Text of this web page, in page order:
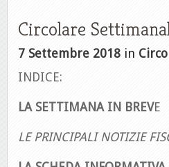
Circolare
7 Settembre 2018 in
INDICE:
LA SETTIMANA IN BREV
LE PRINCIPALI NOTIZIE